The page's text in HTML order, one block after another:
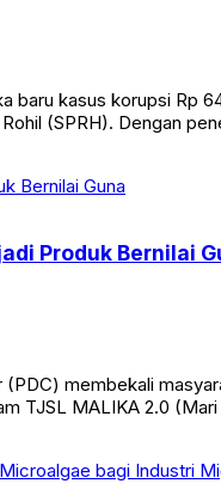
baru kasus korupsi Rp
(SPRH). Dengan
Produk Bernilai
membekali
TJSL MALIKA 2.0